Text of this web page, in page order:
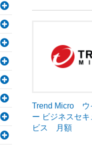
Trend Micro ウ
ー ビジネスセ
ビス 月額